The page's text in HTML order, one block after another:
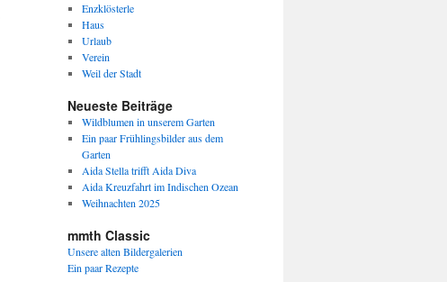
Enzklösterle
Haus
Urlaub
Verein
Weil der Stadt
Neueste Beiträge
Wildblumen in unserem Garten
Ein paar Frühlingsbilder aus dem
Garten
Aida Stella trifft Aida Diva
Aida Kreuzfahrt im Indischen Ozean
Weihnachten 2025
mmth Classic
Unsere alten Bildergalerien
Ein paar Rezepte